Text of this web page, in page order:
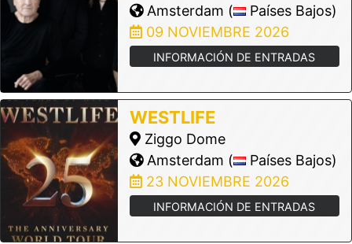
Amsterdam (
Países Bajos)
09 NOVIEMBRE 2026
INFORMACIÓN DE ENTRADAS
WESTLIFE
Ziggo Dome
Amsterdam (
Países Bajos)
23 NOVIEMBRE 2026
INFORMACIÓN DE ENTRADAS